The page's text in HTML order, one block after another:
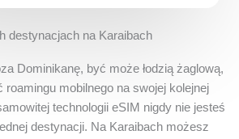
destynacjach na Karaibach
Dominikanę, być może łodzią żaglową,
roamingu mobilnego na swojej kolejnej
technologii eSIM nigdy nie jesteś
destynacji. Na Karaibach możesz